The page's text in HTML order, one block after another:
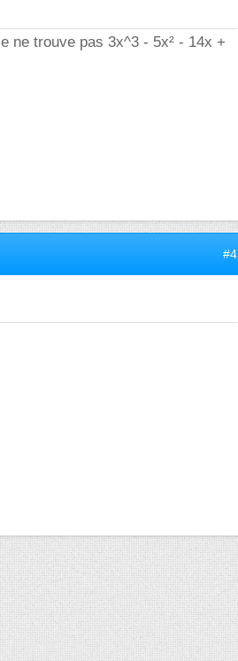
ne trouve pas 3x^3 - 5x² - 14x +
#4